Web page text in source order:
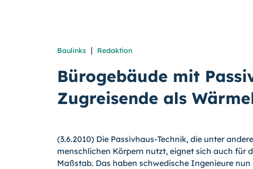
Baulinks | Redaktion
Bürogebäude mit
Zugreisende als
(3.6.2010) Die Passivhaus-Technik, die unter
menschlichen Körpern nutzt, eignet sich auch für
Maßstab. Das haben schwedische Ingenieure nun